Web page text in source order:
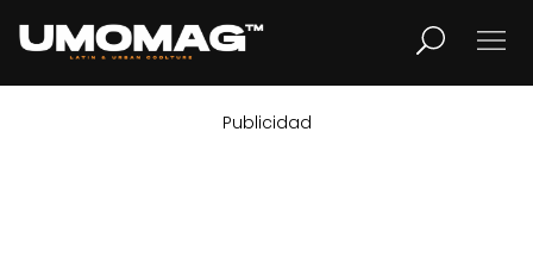
LIFESTYLE
Publicidad